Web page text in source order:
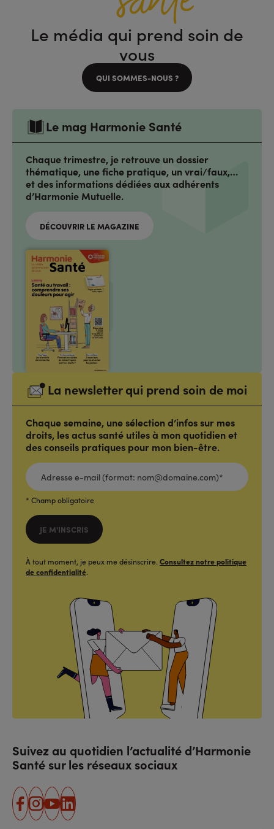
Le média qui prend soin de
vous
QUI SOMMES-NOUS ?
Le mag Harmonie Santé
Chaque trimestre, je retrouve un dossier
thématique, une fiche pratique, un vrai/faux,…
et des informations dédiées aux adhérents
d’Harmonie Mutuelle.
DÉCOUVRIR LE MAGAZINE
La newsletter qui prend soin de moi
Chaque semaine, une sélection d’infos sur mes
droits, les actus santé utiles à mon quotidien et
des conseils pratiques pour mon bien-être.
ADRESSE
E-
MAIL
(FORMAT:
NOM@DOMAINE.COM)*
* Champ obligatoire
JE M'INSCRIS
À tout moment, je peux me désinscrire. Consultez notre politique
de confidentialité.
Suivez au quotidien l’actualité d’Harmonie
Santé sur les réseaux sociaux
facebook
instagram
youtube
linkedin